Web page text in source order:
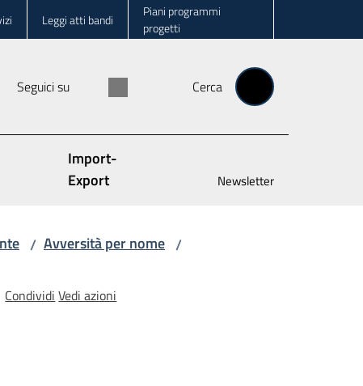
Leggi atti bandi
Piani programmi
progetti
Seguici su Cerca
Import-
Export
Newsletter
/ Avversità per nome /
Condividi Vedi azioni